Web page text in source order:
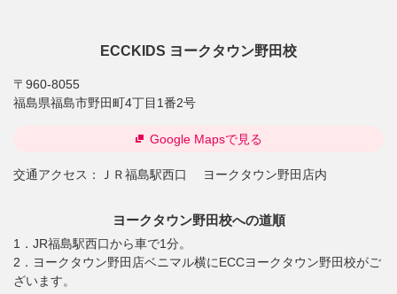
ECCKIDS ヨークタウン野田校
〒960-8055
福島県福島市野田町4丁目1番2号
交通アクセス： ＪＲ福島駅西口 ヨークタウン野田店内
Google Mapsで見る
ヨークタウン野田校への道順
1．JR福島駅西口から車で1分。
2．ヨークタウン野田店ベニマル横にECCヨークタウン野田校がご
ざいます。